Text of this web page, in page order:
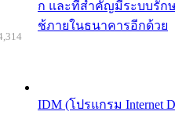
ก และที่สำคัญมีระบบรัก
ช้ภายในธนาคารอีกด้วย
IDM (โปรแกรม Internet